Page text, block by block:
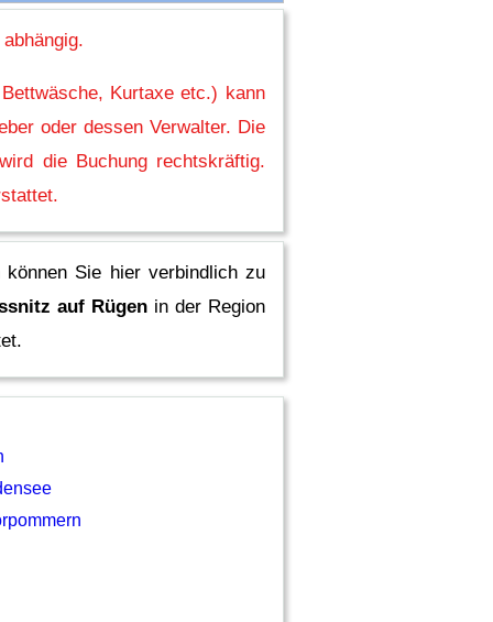
Kurtaxe etc.) kann
oder dessen Verwalter. Die
die Buchung rechtskräftig.
Sie hier verbindlich zu
auf Rügenin der Region